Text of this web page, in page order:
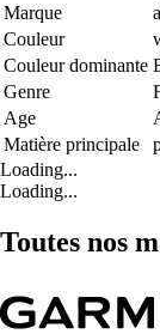
Marque
Couleur
Couleur dominante
Genre
Age
Matière principale
Loading...
Loading...
Toutes nos